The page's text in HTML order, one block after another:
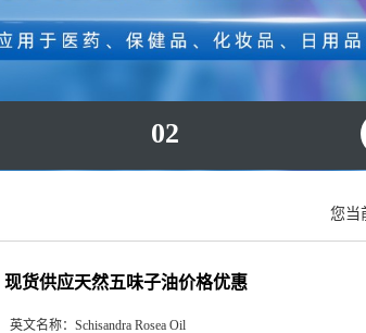
02
您当
现货供应天然五味子油价格优惠
英文名称： Schisandra Rosea Oil